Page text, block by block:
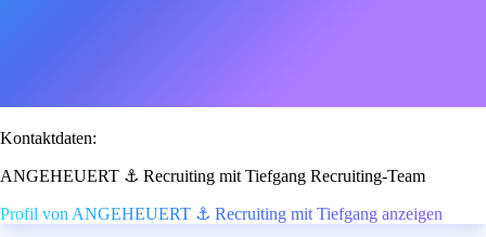
Kontaktdaten:
ANGEHEUERT ⚓ Recruiting mit Tiefgang Recruiting-Team
Profil von ANGEHEUERT ⚓ Recruiting mit Tiefgang anzeigen